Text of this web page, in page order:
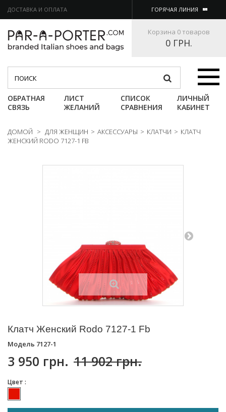
ДОСТАВКА И ОПЛАТА ГОРЯЧАЯ ЛИНИЯ
Корзина 0 товаров
0 ГРН.
Категории
ОБРАТНАЯ
СВЯЗЬ
ЛИСТ
ЖЕЛАНИЙ
СПИСОК
СРАВНЕНИЯ
ЛИЧНЫЙ
КАБИНЕТ
ДОМОЙ > ДЛЯ ЖЕНЩИН > АКСЕССУАРЫ > КЛАТЧИ > КЛАТЧ
ЖЕНСКИЙ RODO 7127-1 FB
Клатч Женский Rodo 7127-1 Fb
Модель 7127-1
3 950 грн. 11 902 грн.
Цвет :